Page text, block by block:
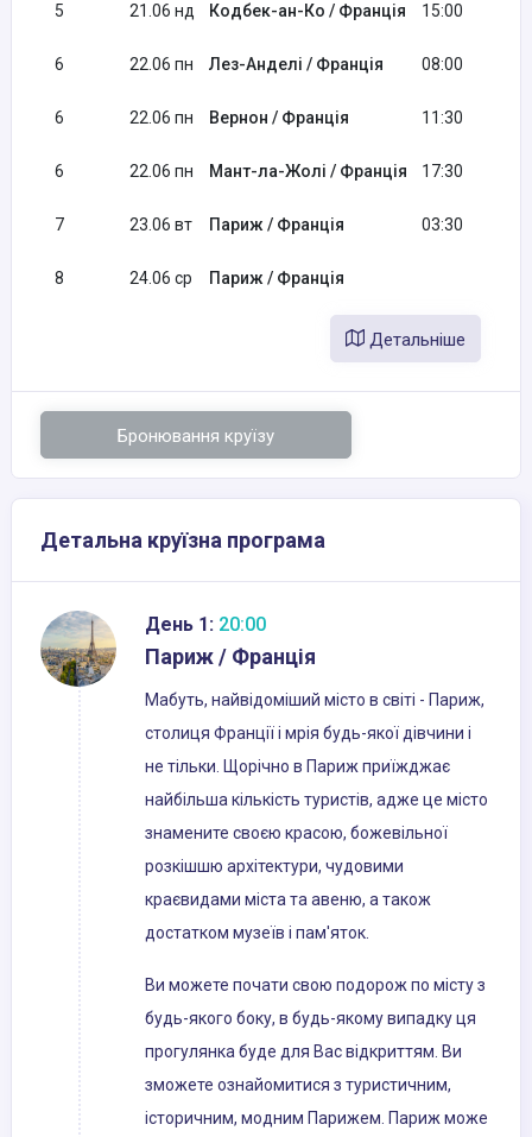
5 21.06 нд Кодбек-ан-Ко / Франція 15:00
6 22.06 пн Лез-Анделі / Франція 08:00
6 22.06 пн Вернон / Франція 11:30
6 22.06 пн Мант-ла-Жолі / Франція 17:30
7 23.06 вт Париж / Франція 03:30
8 24.06 ср Париж / Франція
Детальніше
Бронювання круїзу
Детальна круїзна програма
День 1: 20:00
Париж / Франція
Мабуть, найвідоміший місто в світі - Париж,
столиця Франції і мрія будь-якої дівчини і
не тільки. Щорічно в Париж приїжджає
найбільша кількість туристів, адже це місто
знамените своєю красою, божевільної
розкішшю архітектури, чудовими
краєвидами міста та авеню, а також
достатком музеїв і пам'яток.
Ви можете почати свою подорож по місту з
будь-якого боку, в будь-якому випадку ця
прогулянка буде для Вас відкриттям. Ви
зможете ознайомитися з туристичним,
історичним, модним Парижем. Париж може